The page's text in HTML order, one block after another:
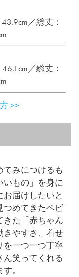
／総丈：
／総丈：
>>
みにつけるも
いもの」を身に
届けしたいと
つめてきたベビ
きた「赤ちゃん
きやすさ、着せ
を一つ一つ丁寧
笑ってくれる
。